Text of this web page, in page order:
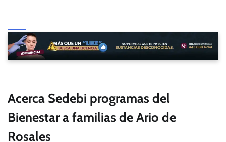
Acerca Sedebi programas del
Bienestar a familias de Ario de
Rosales